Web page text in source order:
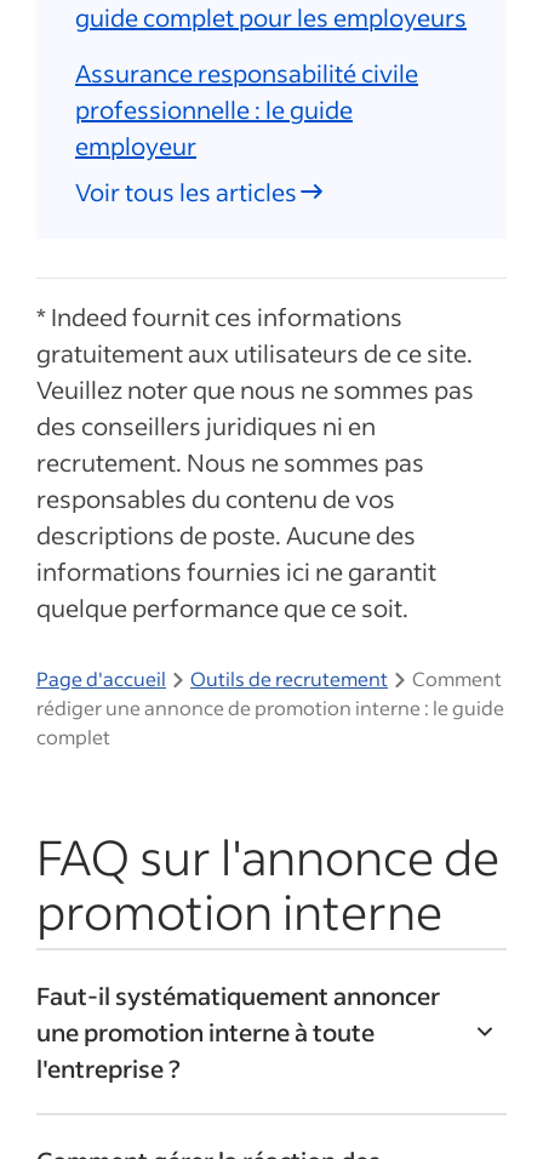
guide complet pour les employeurs
Assurance responsabilité civile
professionnelle : le guide
employeur
Voir tous les articles
* Indeed fournit ces informations
gratuitement aux utilisateurs de ce site.
Veuillez noter que nous ne sommes pas
des conseillers juridiques ni en
recrutement. Nous ne sommes pas
responsables du contenu de vos
descriptions de poste. Aucune des
informations fournies ici ne garantit
quelque performance que ce soit.
Page d'accueil Outils de recrutement
Comment
rédiger une annonce de promotion interne : le guide
complet
FAQ sur l'annonce de
promotion interne
Faut-il systématiquement annoncer
une promotion interne à toute
l'entreprise ?